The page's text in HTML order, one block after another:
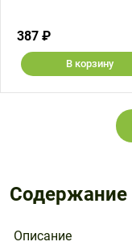
387 ₽
В корзину
Содержание
Описание